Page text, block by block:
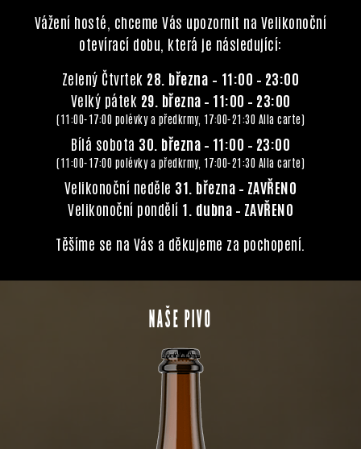
Vážení hosté, chceme Vás upozornit na Velikonoční
otevírací dobu, která je následující:
Zelený Čtvrtek 28. března – 11:00 – 23:00
Velký pátek 29. března – 11:00 – 23:00
(11:00-17:00 polévky a předkrmy, 17:00-21:30 Alla carte)
Bílá sobota 30. března – 11:00 – 23:00
(11:00-17:00 polévky a předkrmy, 17:00-21:30 Alla carte)
Velikonoční neděle 31. března – ZAVŘENO
Velikonoční pondělí 1. dubna – ZAVŘENO
Těšíme se na Vás a děkujeme za pochopení.
NAŠE PIVO